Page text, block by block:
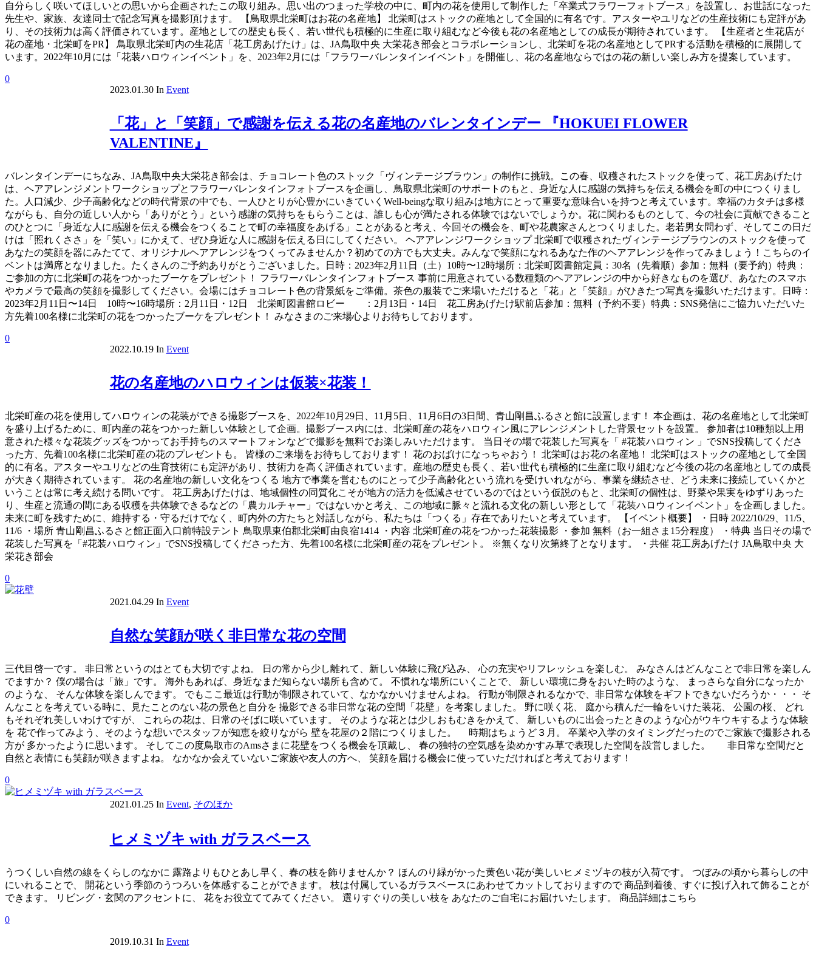
自分らしく咲いてほしいとの思いから企画されたこの取り組み。思い出のつまった学校の中に、町内の花を使用して制作した「卒業式フラワーフォトブース」を設置し、お世話になった
先生や、家族、友達同士で記念写真を撮影頂けます。 【鳥取県北栄町はお花の名産地】 北栄町はストックの産地として全国的に有名です。アスターやユリなどの生産技術にも定評があ
り、その技術力は高く評価されています。産地としての歴史も長く、若い世代も積極的に生産に取り組むなど今後も花の名産地としての成長が期待されています。 【生産者と生花店が
花の産地・北栄町をPR】 鳥取県北栄町内の生花店「花工房あげたけ」は、JA鳥取中央 大栄花き部会とコラボレーションし、北栄町を花の名産地としてPRする活動を積極的に展開して
います。2022年10月には「花装ハロウィンイベント」を、2023年2月には「フラワーバレンタインイベント」を開催し、花の名産地ならではの花の新しい楽しみ方を提案しています。
0
2023.01.30 In Event
「花」と「笑顔」で感謝を伝える花の名産地のバレンタインデー 『HOKUEI FLOWER
VALENTINE』
バレンタインデーにちなみ、JA鳥取中央大栄花き部会は、チョコレート色のストック「ヴィンテージブラウン」の制作に挑戦。この春、収穫されたストックを使って、花工房あげたけ
は、ヘアアレンジメントワークショップとフラワーバレンタインフォトブースを企画し、鳥取県北栄町のサポートのもと、身近な人に感謝の気持ちを伝える機会を町の中につくりまし
た。人口減少、少子高齢化などの時代背景の中でも、一人ひとりが心豊かにいきていくWell-beingな取り組みは地方にとって重要な意味合いを持つと考えています。幸福のカタチは多様
ながらも、自分の近しい人から「ありがとう」という感謝の気持ちをもらうことは、誰しも心が満たされる体験ではないでしょうか。花に関わるものとして、今の社会に貢献できること
のひとつに「身近な人に感謝を伝える機会をつくることで町の幸福度をあげる」ことがあると考え、今回その機会を、町や花農家さんとつくりました。老若男女問わず、そしてこの日だ
けは「照れくささ」を「笑い」にかえて、ぜひ身近な人に感謝を伝える日にしてください。 ヘアアレンジワークショップ 北栄町で収穫されたヴィンテージブラウンのストックを使って
あなたの笑顔を器にみたてて、オリジナルヘアアレンジをつくってみませんか？初めての方でも大丈夫。みんなで笑顔になれるあなた作のヘアアレンジを作ってみましょう！こちらのイ
ベントは満席となりました。たくさんのご予約ありがとうございました。日時：2023年2月11日（土）10時〜12時場所：北栄町図書館定員：30名（先着順）参加：無料（要予約）特典：
ご参加の方に北栄町の花をつかったブーケをプレゼント！ フラワーバレンタインフォトブース 事前に用意されている数種類のヘアアレンジの中から好きなものを選び、あなたのスマホ
やカメラで最高の笑顔を撮影してください。会場にはチョコレート色の背景紙をご準備。茶色の服装でご来場いただけると「花」と「笑顔」がひきたつ写真を撮影いただけます。日時：
2023年2月11日〜14日 10時〜16時場所：2月11日・12日 北栄町図書館ロビー ：2月13日・14日 花工房あげたけ駅前店参加：無料（予約不要）特典：SNS発信にご協力いただいた
方先着100名様に北栄町の花をつかったブーケをプレゼント！ みなさまのご来場心よりお待ちしております。
0
2022.10.19 In Event
花の名産地のハロウィンは仮装×花装！
北栄町産の花を使用してハロウィンの花装ができる撮影ブースを、2022年10月29日、11月5日、11月6日の3日間、青山剛昌ふるさと館に設置します！ 本企画は、花の名産地として北栄町
を盛り上げるために、町内産の花をつかった新しい体験として企画。撮影ブース内には、北栄町産の花をハロウィン風にアレンジメントした背景セットを設置。 参加者は10種類以上用
意された様々な花装グッズをつかってお手持ちのスマートフォンなどで撮影を無料でお楽しみいただけます。 当日その場で花装した写真を「 #花装ハロウィン 」でSNS投稿してくださ
った方、先着100名様に北栄町産の花のプレゼントも。 皆様のご来場をお待ちしております！ 花のおばけになっちゃおう！ 北栄町はお花の名産地！ 北栄町はストックの産地として全国
的に有名。アスターやユリなどの生育技術にも定評があり、技術力を高く評価されています。産地の歴史も長く、若い世代も積極的に生産に取り組むなど今後の花の名産地としての成長
が大きく期待されています。 花の名産地の新しい文化をつくる 地方で事業を営むものにとって少子高齢化という流れを受けいれながら、事業を継続させ、どう未来に接続していくかと
いうことは常に考え続ける問いです。 花工房あげたけは、地域個性の同質化こそが地方の活力を低減させているのではという仮説のもと、北栄町の個性は、野菜や果実をゆずりあった
り、生産と流通の間にある収穫を共体験できるなどの「農カルチャー」ではないかと考え、この地域に脈々と流れる文化の新しい形として「花装ハロウィンイベント」を企画しました。
未来に町を残すために、維持する・守るだけでなく、町内外の方たちと対話しながら、私たちは「つくる」存在でありたいと考えています。 【イベント概要】 ・日時 2022/10/29、11/5、
11/6 ・場所 青山剛昌ふるさと館正面入口前特設テント 鳥取県東伯郡北栄町由良宿1414 ・内容 北栄町産の花をつかった花装撮影 ・参加 無料（お一組さま15分程度） ・特典 当日その場で
花装した写真を「#花装ハロウィン」でSNS投稿してくださった方、先着100名様に北栄町産の花をプレゼント。 ※無くなり次第終了となります。 ・共催 花工房あげたけ JA鳥取中央 大
栄花き部会
0
2021.04.29 In Event
自然な笑顔が咲く非日常な花の空間
三代目啓一です。 非日常というのはとても大切ですよね。 日の常から少し離れて、新しい体験に飛び込み、 心の充実やリフレッシュを楽しむ。 みなさんはどんなことで非日常を楽しん
でますか？ 僕の場合は「旅」です。 海外もあれば、身近なまだ知らない場所も含めて。 不慣れな場所にいくことで、 新しい環境に身をおいた時のような、 まっさらな自分になったか
のような、 そんな体験を楽しんでます。 でもここ最近は行動が制限されていて、なかなかいけませんよね。 行動が制限されるなかで、非日常な体験をギフトできないだろうか・・・ そ
んなことを考えている時に、見たことのない花の景色と自分を 撮影できる非日常な花の空間「花壁」を考案しました。 野に咲く花、 庭から積んだ一輪をいけた装花、 公園の桜、 どれ
もそれぞれ美しいわけですが、 これらの花は、日常のそばに咲いています。 そのような花とは少しおもむきをかえて、 新しいものに出会ったときのような心がウキウキするような体験
を 花で作ってみよう、そのような想いでスタッフが知恵を絞りながら 壁を花屋の２階につくりました。 時期はちょうど３月。 卒業や入学のタイミングだったのでご家族で撮影される
方が 多かったように思います。 そしてこの度鳥取市のAmsさまに花壁をつくる機会を頂戴し、 春の独特の空気感を染めかすみ草で表現した空間を設営しました。 非日常な空間だと
自然と表情にも笑顔が咲きますよね。 なかなか会えていないご家族や友人の方へ、 笑顔を届ける機会に使っていただければと考えております！
0
2021.01.25 In Event, そのほか
ヒメミヅキ with ガラスベース
うつくしい自然の線をくらしのなかに 露路よりもひとあし早く、春の枝を飾りませんか？ ほんのり緑がかった黄色い花が美しいヒメミヅキの枝が入荷です。 つぼみの頃から暮らしの中
にいれることで、 開花という季節のうつろいを体感することができます。 枝は付属しているガラスベースにあわせてカットしておりますので 商品到着後、すぐに投げ入れて飾ることが
できます。 リビング・玄関のアクセントに、 花をお役立ててみてください。 選りすぐりの美しい枝を あなたのご自宅にお届けいたします。 商品詳細はこちら
0
2019.10.31 In Event